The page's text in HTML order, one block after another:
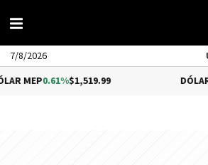
7/8/2026
$1,519.99 1.02%